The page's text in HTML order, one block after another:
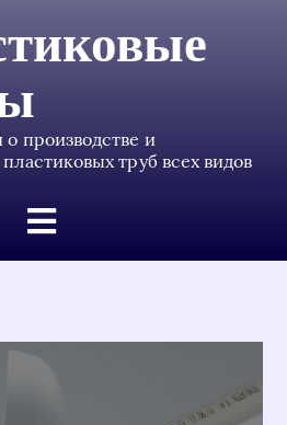
производстве и
труб всех видов